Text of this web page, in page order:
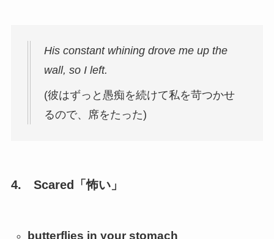
His constant whining drove me up the
wall, so I left.
(彼はずっと愚痴を続けて私を苛つかせ
るので、席をたった)
4. Scared 「怖い」
butterflies in your stomach